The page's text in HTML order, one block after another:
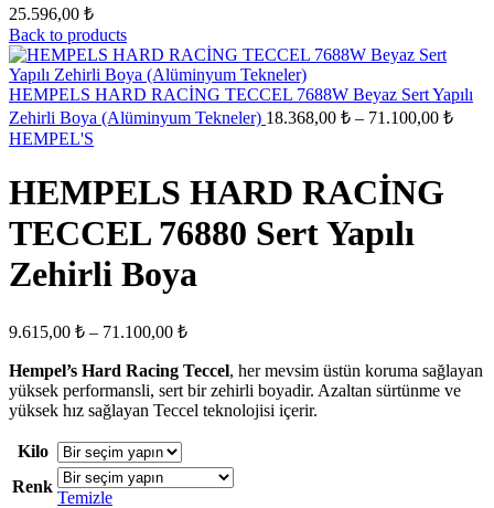
25.596,00 ₺Fiyat
aralığı:
6.496,00 ₺
-
25.596,00 ₺
Back to products
HEMPELS HARD RACİNG TECCEL 7688W Beyaz Sert Yapılı
Zehirli Boya (Alüminyum Tekneler) 18.368,00 ₺ – 71.100,00 ₺Fiyat
HEMPEL'S
HEMPELS HARD RACİNG
TECCEL 76880 Sert Yapılı
Zehirli Boya
9.615,00 ₺ – 71.100,00 ₺Fiyat
9.615,00 ₺
-
71.100,00 ₺
Hempel’s Hard Racing Teccel, her mevsim üstün koruma sağlayan
yüksek performansli, sert bir zehirli boyadir. Azaltan sürtünme ve
yüksek hız sağlayan Teccel teknolojisi içerir.
Kilo
Renk
Temizle